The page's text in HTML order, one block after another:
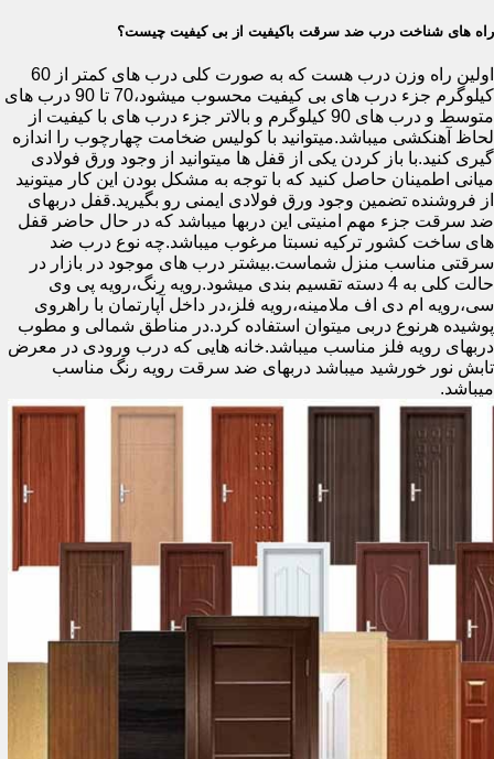
راه های شناخت درب ضد سرقت باکیفیت از بی کیفیت چیست؟
اولین راه وزن درب هست که به صورت کلی درب های کمتر از 60
کیلوگرم جزء درب های بی کیفیت محسوب میشود،70 تا 90 درب های
متوسط و درب های 90 کیلوگرم و بالاتر جزء درب های با کیفیت از
لحاظ آهنکشی میباشد.میتوانید با کولیس ضخامت چهارچوب را اندازه
گیری کنید.با باز کردن یکی از قفل ها میتوانید از وجود ورق فولادی
میانی اطمینان حاصل کنید که با توجه به مشکل بودن این کار میتونید
از فروشنده تضمین وجود ورق فولادی ایمنی رو بگیرید.قفل دربهای
ضد سرقت جزء مهم امنیتی این دربها میباشد که در حال حاضر قفل
های ساخت کشور ترکیه نسبتا مرغوب میباشد.چه نوع درب ضد
سرقتی مناسب منزل شماست.بیشتر درب های موجود در بازار در
حالت کلی به 4 دسته تقسیم بندی میشود.رویه رنگ،رویه پی وی
سی،رویه ام دی اف ملامینه،رویه فلز،در داخل آپارتمان با راهروی
پوشیده هرنوع دربی میتوان استفاده کرد.در مناطق شمالی و مطوب
دربهای رویه فلز مناسب میباشد.خانه هایی که درب ورودی در معرض
تابش نور خورشید میباشد دربهای ضد سرقت رویه رنگ مناسب
میباشد.